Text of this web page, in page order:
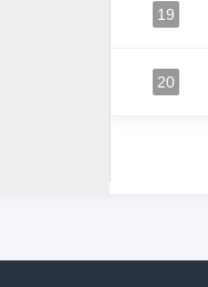
19
20